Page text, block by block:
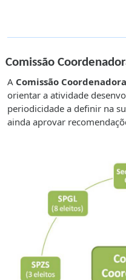
Comissão
A Comissão Coordenadora
orientar a atividade
periodicidade a definir na
ainda aprovar